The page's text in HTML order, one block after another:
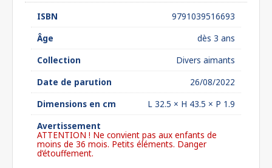
ISBN
9791039516693
Âge
dès 3 ans
Collection
Divers aimants
Date de parution
26/08/2022
Dimensions en cm
L 32.5 × H 43.5 × P 1.9
Avertissement
ATTENTION ! Ne convient pas aux enfants de
moins de 36 mois. Petits éléments. Danger
d’étouffement.